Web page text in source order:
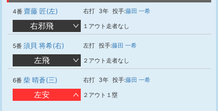
4番 齋藤 匠(左) 右打 3年 投手:藤田 一希
右邪飛 １アウト走者なし
5番 須貝 将希(右) 左打 投手:藤田 一希
左飛 ２アウト走者なし
6番 柴 晴蒼(三) 右打 3年 投手:藤田 一希
左安 ２アウト１塁